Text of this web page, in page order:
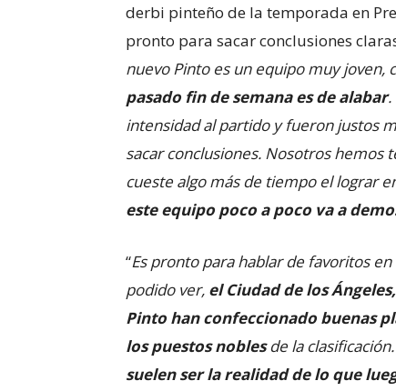
derbi pinteño de la temporada en
pronto para sacar conclusiones
nuevo Pinto es un equipo muy joven,
pasado fin de semana es de alabar.
intensidad al partido y fueron justos
sacar conclusiones. Nosotros hemos
cueste algo más de tiempo el lograr
este equipo poco a poco va a
“Es pronto para hablar de favoritos
podido ver, el Ciudad de los
Pinto han confeccionado buenas
los puestos noblesde la
suelen ser la realidad de lo que